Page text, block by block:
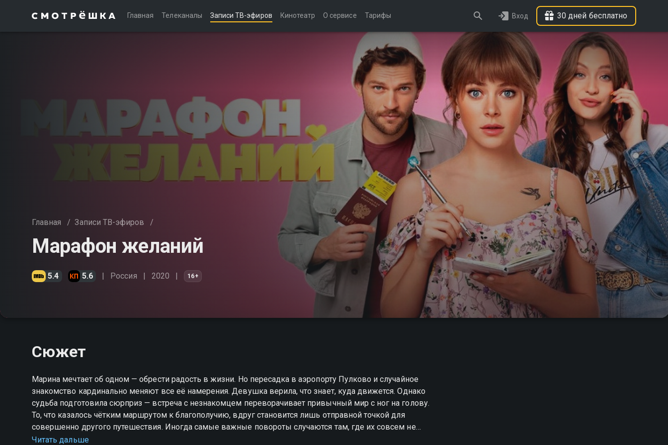
Главная Телеканалы Записи ТВ-эфиров Кинотеатр О сервисе Тарифы Вход 30 дней бесплатно
Главная / Записи ТВ-эфиров /
Марафон желаний
5.4 5.6 Россия 2020 16+
Сюжет
Марина мечтает об одном — обрести радость в жизни. Но пересадка в аэропорту Пулково и случайное
знакомство кардинально меняют все её намерения. Девушка верила, что знает, куда движется. Однако
судьба подготовила сюрприз — встреча с незнакомцем переворачивает привычный мир с ног на голову.
То, что казалось чётким маршрутом к благополучию, вдруг становится лишь отправной точкой для
совершенно другого путешествия. Иногда самые важные повороты случаются там, где их совсем не
ждёшь. В транзитной зоне, между рейсами, между прошлым и будущим. Марина поймёт — настоящее
Читать дальше